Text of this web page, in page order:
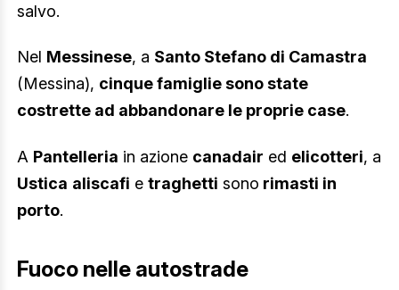
salvo.
Nel Messinese, a Santo Stefano di Camastra
(Messina), cinque famiglie sono state
costrette ad abbandonare le proprie case.
A Pantelleria in azione canadair ed elicotteri, a
Ustica aliscafi e traghetti sono rimasti in
porto.
Fuoco nelle autostrade